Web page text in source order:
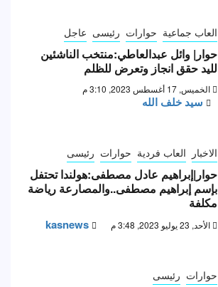
العاب جماعية حوارات رئيسى عاجل
حوار| وائل عبدالعاطي:منتخب الناشئين
لليد حقق انجاز وتعرض للظلم
الخميس, 17 أغسطس 2023, 3:10 م
سيد خلف الله
الاخبار العاب فردية حوارات رئيسى
حوار|إبراهيم عادل مصطفى:هولندا تحتفل
بإسم إبراهيم مصطفى..والمصارعة رياضة
مكلفة
الأحد, 23 يوليو 2023, 3:48 م kasnews
حوارات رئيسى